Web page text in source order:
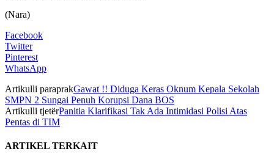
(Nara)
Facebook
Twitter
Pinterest
WhatsApp
Artikulli paraprakGawat !! Diduga Keras Oknum Kepala Sekolah
SMPN 2 Sungai Penuh Korupsi Dana BOS
Artikulli tjetërPanitia Klarifikasi Tak Ada Intimidasi Polisi Atas
Pentas di TIM
ARTIKEL TERKAIT